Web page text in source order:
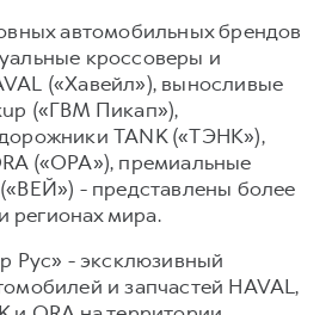
автомобильных брендов
кроссоверы и
(«Хавейл»), выносливые
(«ГВМ Пикап»),
TANK («ТЭНК»),
(«ОРА»), премиальные
- представлены более
регионах мира.
Рус» - эксклюзивный
и запчастей HAVAL,